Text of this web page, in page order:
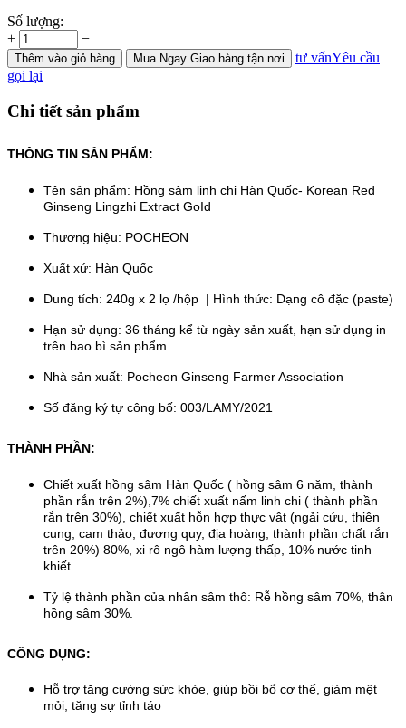
Số lượng:
+
−
Thêm vào giỏ hàng Mua Ngay Giao hàng tận nơi tư vấnYêu cầu
gọi lại
Chi tiết sản phẩm
THÔNG TIN SẢN PHẨM:
Tên sản phẩm: Hồng sâm linh chi Hàn Quốc- Korean Red
Ginseng Lingzhi Extract GoId
Thương hiệu: POCHEON
Xuất xứ: Hàn Quốc
Dung tích: 240g x 2 lọ /hộp | Hình thức: Dạng cô đặc (paste)
Hạn sử dụng: 36 tháng kể từ ngày sản xuất, hạn sử dụng in
trên bao bì sản phẩm.
Nhà sản xuất: Pocheon Ginseng Farmer Association
Số đăng ký tự công bố: 003/LAMY/2021
THÀNH PHẦN:
Chiết xuất hồng sâm Hàn Quốc ( hồng sâm 6 năm, thành
phần rắn trên 2%),7% chiết xuất nấm linh chi ( thành phần
rắn trên 30%), chiết xuất hỗn hợp thực vât (ngải cứu, thiên
cung, cam thảo, đương quy, địa hoàng, thành phần chất rắn
trên 20%) 80%, xi rô ngô hàm lượng thấp, 10% nước tinh
khiết
Tỷ lệ thành phần của nhân sâm thô: Rễ hồng sâm 70%, thân
hồng sâm 30%.
CÔNG DỤNG:
Hỗ trợ tăng cường sức khỏe, giúp bồi bổ cơ thể, giảm mệt
mỏi, tăng sự tỉnh táo